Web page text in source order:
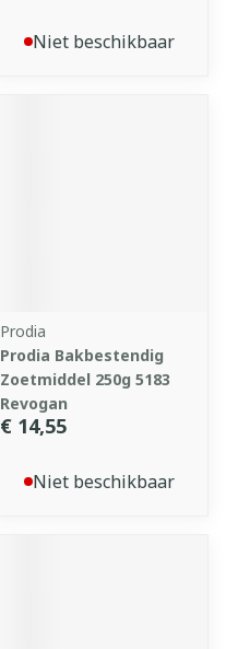
Niet beschikbaar
Prodia
Prodia Bakbestendig
Zoetmiddel 250g 5183
Revogan
€ 14,55
Niet beschikbaar